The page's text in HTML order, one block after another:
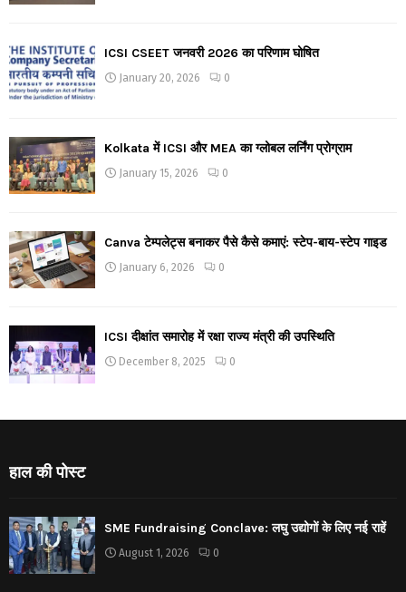
ICSI CSEET जनवरी 2026 का परिणाम घोषित
January 20, 2026 0
Kolkata में ICSI और MEA का ग्लोबल लर्निंग प्रोग्राम
January 15, 2026 0
Canva टेम्पलेट्स बनाकर पैसे कैसे कमाएं: स्टेप-बाय-स्टेप गाइड
January 6, 2026 0
ICSI दीक्षांत समारोह में रक्षा राज्य मंत्री की उपस्थिति
December 8, 2025 0
हाल की पोस्ट
SME Fundraising Conclave: लघु उद्योगों के लिए नई राहें
August 1, 2026 0